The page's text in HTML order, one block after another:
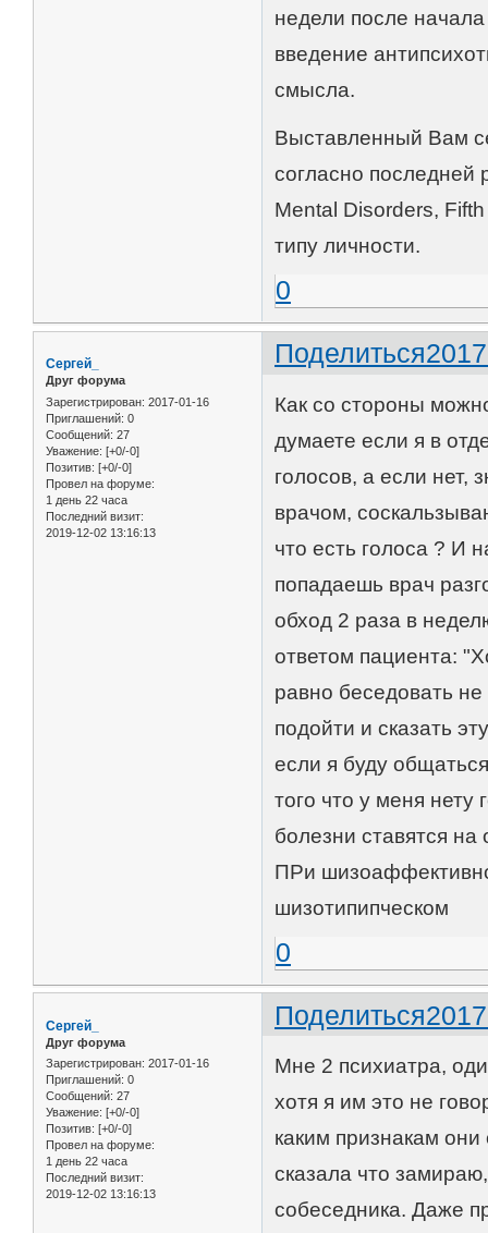
недели после
введение
смысла.
Выставленный Вам
согласно последней
Mental Disorders,
типу личности.
0
Поделиться
Сергей_
Друг форума
Зарегистрирован: 2017-01-16
Приглашений: 0
Сообщений: 27
Уважение: [+0/-0]
Позитив: [+0/-0]
Провел на форуме:
1 день 22 часа
Последний визит:
2019-12-02 13:16:13
Как со стороны
думаете если я в
голосов, а если нет,
врачом,
что есть голоса ? И
попадаешь врач
обход 2 раза в
ответом пациента:
равно беседовать
подойти и сказать
если я буду
того что у меня
болезни ставятся
ПРи
шизотипипческом
0
Поделиться
Сергей_
Друг форума
Зарегистрирован: 2017-01-16
Приглашений: 0
Сообщений: 27
Уважение: [+0/-0]
Позитив: [+0/-0]
Провел на форуме:
1 день 22 часа
Последний визит:
2019-12-02 13:16:13
Мне 2 психиатра,
хотя я им это не
каким признакам
сказала что
собеседника. Даже